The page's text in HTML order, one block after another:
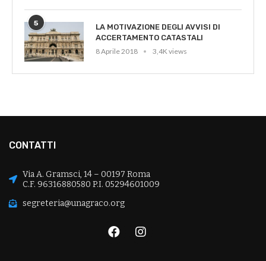
5
LA MOTIVAZIONE DEGLI AVVISI DI
ACCERTAMENTO CATASTALI
8 Aprile 2018
3,4K views
CONTATTI
Via A. Gramsci, 14 – 00197 Roma
C.F. 96316880580 P.I. 05294601009
segreteria@unagraco.org